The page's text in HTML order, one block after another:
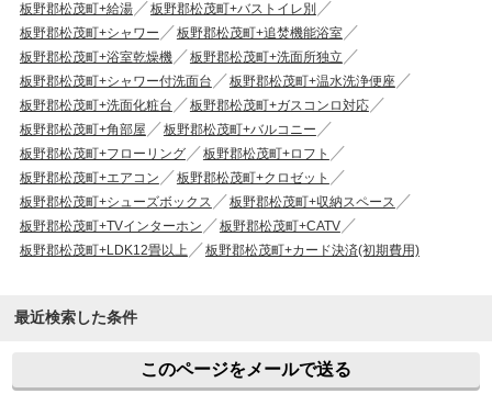
板野郡松茂町+給湯
板野郡松茂町+バストイレ別
板野郡松茂町+シャワー
板野郡松茂町+追焚機能浴室
板野郡松茂町+浴室乾燥機
板野郡松茂町+洗面所独立
板野郡松茂町+シャワー付洗面台
板野郡松茂町+温水洗浄便座
板野郡松茂町+洗面化粧台
板野郡松茂町+ガスコンロ対応
板野郡松茂町+角部屋
板野郡松茂町+バルコニー
板野郡松茂町+フローリング
板野郡松茂町+ロフト
板野郡松茂町+エアコン
板野郡松茂町+クロゼット
板野郡松茂町+シューズボックス
板野郡松茂町+収納スペース
板野郡松茂町+TVインターホン
板野郡松茂町+CATV
板野郡松茂町+LDK12畳以上
板野郡松茂町+カード決済(初期費用)
最近検索した条件
このページをメールで送る